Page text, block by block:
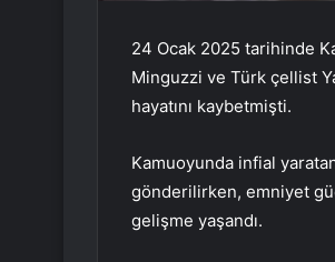
24 Ocak 2025 tarihinde
Minguzzi ve Türk çellist
hayatını kaybetmişti.
Kamuoyunda infial
gönderilirken, emniyet
gelişme yaşandı.